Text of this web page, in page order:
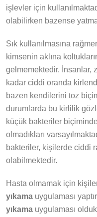
işlevler için
olabilirken bazense
Sık kullanılmasına
kimsenin aklına
gelmemektedir. İnsanlar,
kadar ciddi oranda
bazen kendilerini toz
durumlarda bu kirlilik
küçük bakteriler
olmadıkları
bakteriler, kişilerde ciddi
olabilmektedir.
Hasta olmamak için
yıkama uygulaması
yıkama uygulaması